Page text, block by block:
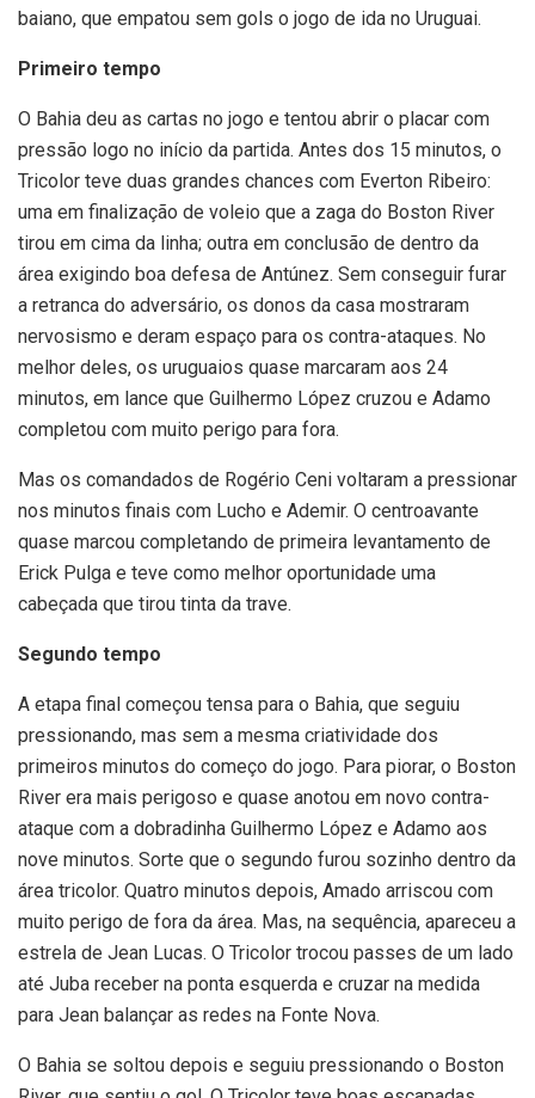
baiano, que empatou sem gols o jogo de ida no Uruguai.
Primeiro tempo
O Bahia deu as cartas no jogo e tentou abrir o placar com
pressão logo no início da partida. Antes dos 15 minutos, o
Tricolor teve duas grandes chances com Everton Ribeiro:
uma em finalização de voleio que a zaga do Boston River
tirou em cima da linha; outra em conclusão de dentro da
área exigindo boa defesa de Antúnez. Sem conseguir furar
a retranca do adversário, os donos da casa mostraram
nervosismo e deram espaço para os contra-ataques. No
melhor deles, os uruguaios quase marcaram aos 24
minutos, em lance que Guilhermo López cruzou e Adamo
completou com muito perigo para fora.
Mas os comandados de Rogério Ceni voltaram a pressionar
nos minutos finais com Lucho e Ademir. O centroavante
quase marcou completando de primeira levantamento de
Erick Pulga e teve como melhor oportunidade uma
cabeçada que tirou tinta da trave.
Segundo tempo
A etapa final começou tensa para o Bahia, que seguiu
pressionando, mas sem a mesma criatividade dos
primeiros minutos do começo do jogo. Para piorar, o Boston
River era mais perigoso e quase anotou em novo contra-
ataque com a dobradinha Guilhermo López e Adamo aos
nove minutos. Sorte que o segundo furou sozinho dentro da
área tricolor. Quatro minutos depois, Amado arriscou com
muito perigo de fora da área. Mas, na sequência, apareceu a
estrela de Jean Lucas. O Tricolor trocou passes de um lado
até Juba receber na ponta esquerda e cruzar na medida
para Jean balançar as redes na Fonte Nova.
O Bahia se soltou depois e seguiu pressionando o Boston